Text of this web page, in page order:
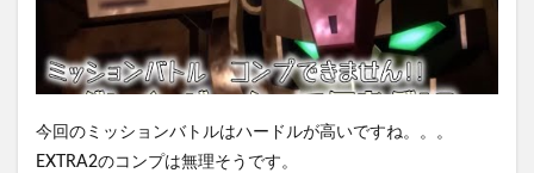
今回のミッションバトルはハードルが高いですね。。。
EXTRA2のコンプは無理そうです。